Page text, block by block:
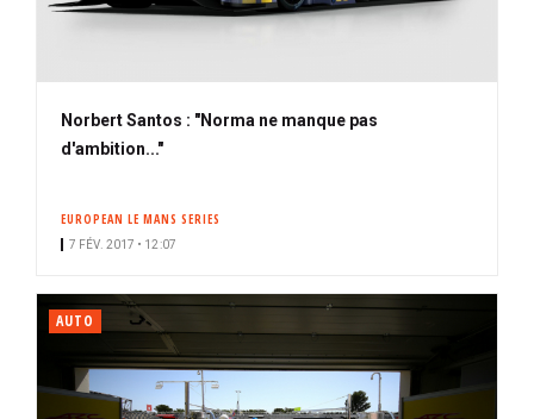
Norbert Santos : "Norma ne manque pas
d'ambition..."
EUROPEAN LE MANS SERIES
7 FÉV. 2017 • 12:07
AUTO